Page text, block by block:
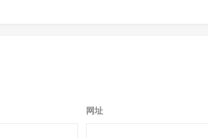
网址